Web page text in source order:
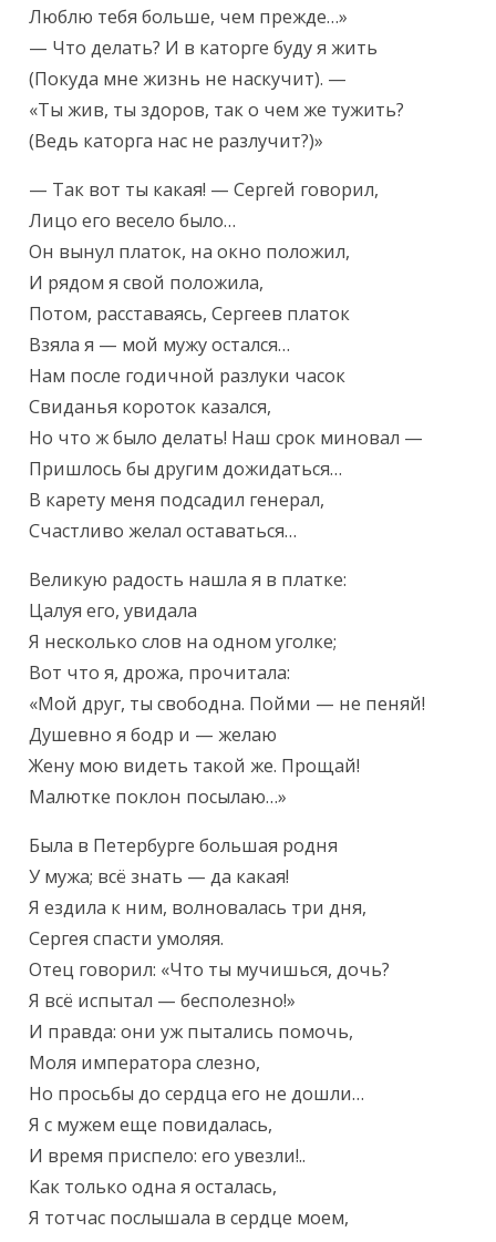
Люблю тебя больше, чем прежде…»
— Что делать? И в каторге буду я жить
(Покуда мне жизнь не наскучит). —
«Ты жив, ты здоров, так о чем же тужить?
(Ведь каторга нас не разлучит?)»
— Так вот ты какая! — Сергей говорил,
Лицо его весело было…
Он вынул платок, на окно положил,
И рядом я свой положила,
Потом, расставаясь, Сергеев платок
Взяла я — мой мужу остался…
Нам после годичной разлуки часок
Свиданья короток казался,
Но что ж было делать! Наш срок миновал —
Пришлось бы другим дожидаться…
В карету меня подсадил генерал,
Счастливо желал оставаться…
Великую радость нашла я в платке:
Цалуя его, увидала
Я несколько слов на одном уголке;
Вот что я, дрожа, прочитала:
«Мой друг, ты свободна. Пойми — не пеняй!
Душевно я бодр и — желаю
Жену мою видеть такой же. Прощай!
Малютке поклон посылаю…»
Была в Петербурге большая родня
У мужа; всё знать — да какая!
Я ездила к ним, волновалась три дня,
Сергея спасти умоляя.
Отец говорил: «Что ты мучишься, дочь?
Я всё испытал — бесполезно!»
И правда: они уж пытались помочь,
Моля императора слезно,
Но просьбы до сердца его не дошли…
Я с мужем еще повидалась,
И время приспело: его увезли!..
Как только одна я осталась,
Я тотчас послышала в сердце моем,